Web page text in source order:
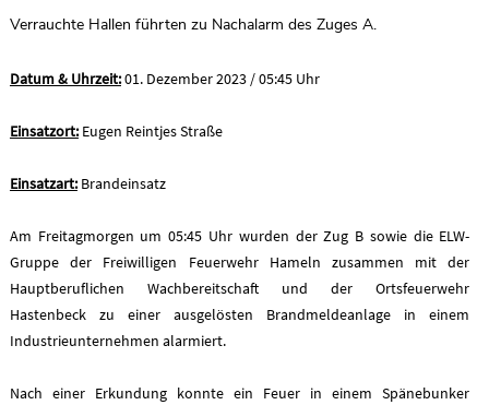
Verrauchte Hallen führten zu Nachalarm des Zuges A.
Datum & Uhrzeit:01. Dezember 2023 / 05:45 Uhr
Einsatzort:Eugen Reintjes Straße
Einsatzart:Brandeinsatz
Am Freitagmorgen um 05:45 Uhr wurden der Zug B sowie die ELW-
Gruppe der Freiwilligen Feuerwehr Hameln zusammen mit der
Hauptberuflichen Wachbereitschaft und der Ortsfeuerwehr
Hastenbeck zu einer ausgelösten Brandmeldeanlage in einem
Industrieunternehmen alarmiert.
Nach einer Erkundung konnte ein Feuer in einem Spänebunker